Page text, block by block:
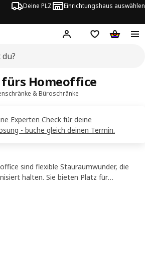
Deine PLZ Einrichtungshaus auswählen
Hej! Jetzt anmelden.
Einkaufsliste
& Büroschränke
Experten Check für deine
- buche gleich deinen Termin.
Homeoffice
sind flexible Stauraumwunder, die
halten. Sie bieten Platz für
und sind dank Rollen mobil. Entdecke